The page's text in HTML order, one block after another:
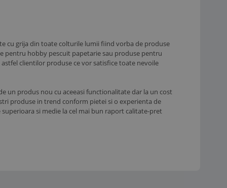
cu grija din toate colturile lumii fiind vorba de produse
pentru hobby pescuit papetarie sau produse pentru
clientilor produse ce vor satisfice toate nevoile
un produs nou cu aceeasi functionalitate dar la un cost
produse in trend conform pietei si o experienta de
si medie la cel mai bun raport calitate-pret